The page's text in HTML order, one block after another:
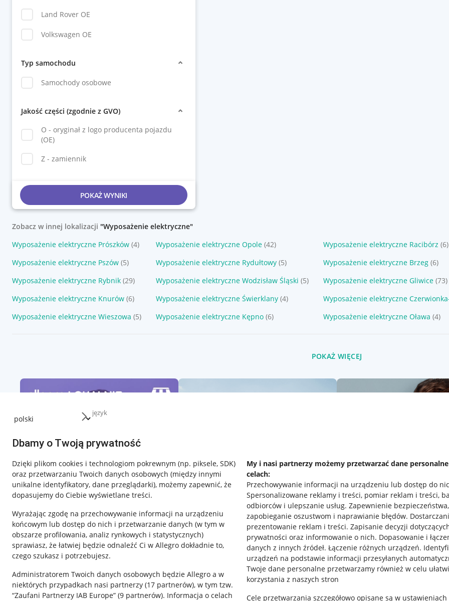
język
Dbamy o Twoją prywatność
Dzięki plikom cookies i technologiom pokrewnym (np. piksele, SDK)
oraz przetwarzaniu Twoich danych osobowych (między innymi
unikalne identyfikatory, dane przeglądarki), możemy zapewnić, że
dopasujemy do Ciebie wyświetlane treści.
Wyrażając zgodę na przechowywanie informacji na urządzeniu
końcowym lub dostęp do nich i przetwarzanie danych (w tym w
obszarze profilowania, analiz rynkowych i statystycznych)
sprawiasz, że łatwiej będzie odnaleźć Ci w Allegro dokładnie to,
czego szukasz i potrzebujesz.
Administratorem Twoich danych osobowych będzie Allegro a w
niektórych przypadkach nasi partnerzy (17 partnerów), w tym tzw.
“Zaufani Partnerzy IAB Europe” (9 partnerów). Informacja o celach
My i nasi partnerzy możemy przetwarzać dane
celach:
Przechowywanie informacji na urządzeniu lub dostęp do
Spersonalizowane reklamy i treści, pomiar reklam i treści,
odbiorców i ulepszanie usług. Zapewnienie bezpieczeństwa,
zapobieganie oszustwom i naprawianie błędów.
prezentowanie reklam i treści. Zapisanie decyzji
prywatności oraz informowanie o nich. Dopasowanie i
danych z innych źródeł. Łączenie różnych urządzeń.
urządzeń na podstawie informacji przesyłanych
Twoje dane personalne przetwarzamy również w celu
korzystania z naszych stron
Cele przetwarzania szczegółowo opisane są w ustawieniach
Land Rover OE
Volkswagen OE
Typ samochodu
Samochody osobowe
Jakość części (zgodnie z GVO)
O - oryginał z logo producenta pojazdu
(OE)
Z - zamiennik
POKAŻ WYNIKI
Zobacz w innej lokalizacji "Wyposażenie elektryczne"
Wyposażenie elektryczne Prószków (4) Wyposażenie elektryczne Opole (42) Wyposażenie elektryczne Racibórz (6)
Wyposażenie elektryczne Pszów (5) Wyposażenie elektryczne Rydułtowy (5) Wyposażenie elektryczne Brzeg (6)
Wyposażenie elektryczne Rybnik (29) Wyposażenie elektryczne Wodzisław Śląski (5) Wyposażenie elektryczne Gliwice (73)
Wyposażenie elektryczne Knurów (6) Wyposażenie elektryczne Świerklany (4) Wyposażenie elektryczne
Wyposażenie elektryczne Wieszowa (5) Wyposażenie elektryczne Kępno (6) Wyposażenie elektryczne Oława (4)
POKAŻ WIĘCEJ
Przydatne informacje
Jak to działa
Napisz do nas
Regulamin
Polityka plików "cookies"
Pobierz aplikację